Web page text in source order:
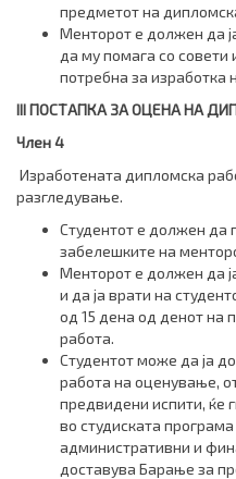
предметот на
Менторот е должен да
да му помага со совети
потребна за изработка
IIIПОСТАПКА ЗА ОЦЕНА НА
Член 4
Изработената дипломска
разгледување.
Студентот е должен да
забелешките на
Менторот е должен да
и да ја врати на
од 15 дена од денот на
работа.
Студентот може да ја
работа на оценување,
предвидени испити, ќе
во студиската
административни и
доставува Барање за